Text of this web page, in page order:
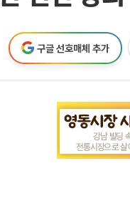
구글 선호매체 추가